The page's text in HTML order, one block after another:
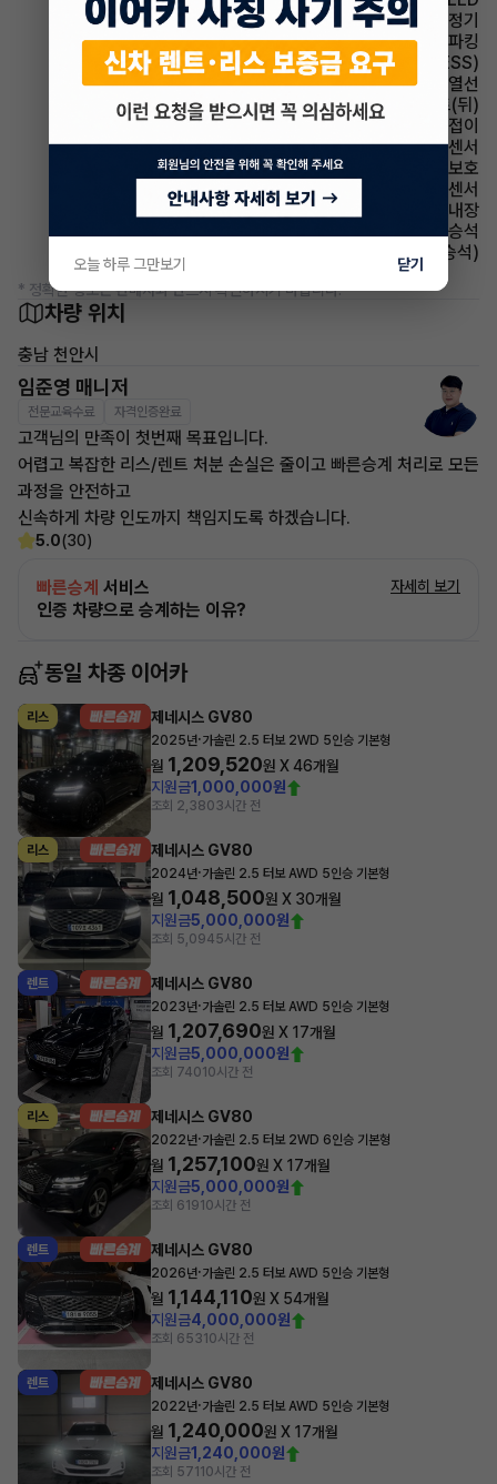
에어컨 공기청정기
파킹 전자식 파킹
주행안전 급제동경보시스템(ESS)
사이드미러 열선
시트 열선시트(뒤)
사이드미러 전동접이
주차보조 후방감지센서
에어백 무릎보호
주차보조 전방감지센서
스티어링휠 열선내장
에어백 동승석
시트 전동시트(동승석)
* 정확한 정보는 판매자와 반드시 확인하시기 바랍니다.
차량 위치
충남 천안시
임준영 매니저
전문교육수료 자격인증완료
고객님의 만족이 첫번째 목표입니다.
어렵고 복잡한 리스/렌트 처분 손실은 줄이고 빠른승계 처리로 모든
과정을 안전하고
신속하게 차량 인도까지 책임지도록 하겠습니다.
5.0(30)
빠른승계 서비스
인증 차량으로 승계하는 이유?
자세히 보기
동일 차종 이어카
리스 제네시스 GV80
2025년·가솔린 2.5 터보 2WD 5인승 기본형
월 1,209,520원 X46개월
지원금1,000,000원
조회 2,3803시간 전
리스 제네시스 GV80
2024년·가솔린 2.5 터보 AWD 5인승 기본형
월 1,048,500원 X 30개월
지원금5,000,000원
조회 5,0945시간 전
렌트 제네시스 GV80
2023년·가솔린 2.5 터보 AWD 5인승 기본형
월 1,207,690원 X 17개월
지원금5,000,000원
조회 74010시간 전
리스 제네시스 GV80
2022년·가솔린 2.5 터보 2WD 6인승 기본형
월 1,257,100원 X 17개월
지원금5,000,000원
조회 61910시간 전
렌트 제네시스 GV80
2026년·가솔린 2.5 터보 AWD 5인승 기본형
월 1,144,110원 X 54개월
지원금4,000,000원
조회 65310시간 전
렌트 제네시스 GV80
2022년·가솔린 2.5 터보 AWD 5인승 기본형
월 1,240,000원 X 17개월
지원금1,240,000원
조회 571 10시간 전
오늘 하루 그만보기 닫기